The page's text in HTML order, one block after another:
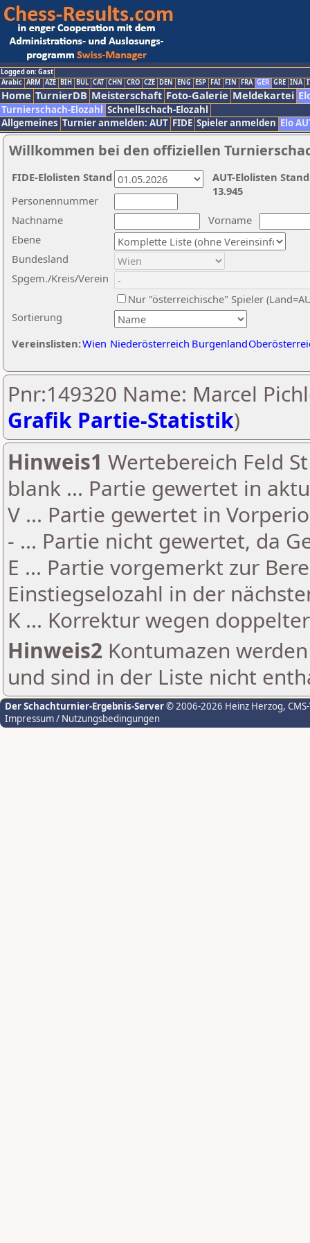
Logged on: Gast
Arabic ARM AZE BIH BUL CAT CHN CRO CZE DEN ENG ESP FAI FIN FRA GER GRE INA
Home TurnierDB Meisterschaft Foto-Galerie Meldekartei
Turnierschach-Elozahl Schnellschach-Elozahl
Allgemeines Turnier anmelden: AUT FIDE Spieler anmelden Elo
Willkommen bei den offiziellen
Nachname
Vorname
Ebene
Sortierung
Personennummer
Bundesland
Spgem./Kreis/Verein
Nur "österreichische" Spieler
Vereinslisten:Wien Niederösterreich Burgenland
AUT-Elolisten
13.945
FIDE-Elolisten Stand
Pnr:149320 Name: Marcel
Grafik Partie-Statistik)
Hinweis1 Wertebereich Feld
blank ... Partie gewertet in
V ... Partie gewertet in
- ... Partie nicht gewertet, da
E ... Partie vorgemerkt zur
Einstiegselozahl in der
K ... Korrektur wegen
Hinweis2 Kontumazen
und sind in der Liste nicht
Der Schachturnier-Ergebnis-Server© 2006-2026 Heinz Herzog,
Impressum / Nutzungsbedingungen